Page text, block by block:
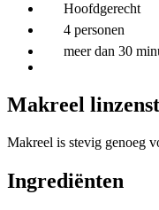
Hoofdgerecht
4 personen
meer dan 30
Makreel
Makreel is stevig genoeg
Ingrediënten